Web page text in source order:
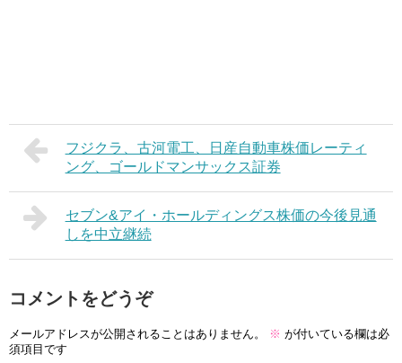
フジクラ、古河電工、日産自動車株価レーティ
ング、ゴールドマンサックス証券
セブン&アイ・ホールディングス株価の今後見通
しを中立継続
コメントをどうぞ
メールアドレスが公開されることはありません。 ※ が付いている欄は必
須項目です